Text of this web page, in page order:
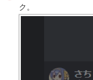
ク。